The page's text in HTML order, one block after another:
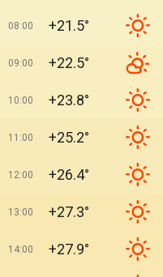
08:00 +21.5°
09:00 +22.5°
10:00 +23.8°
11:00 +25.2°
12:00 +26.4°
13:00 +27.3°
14:00 +27.9°